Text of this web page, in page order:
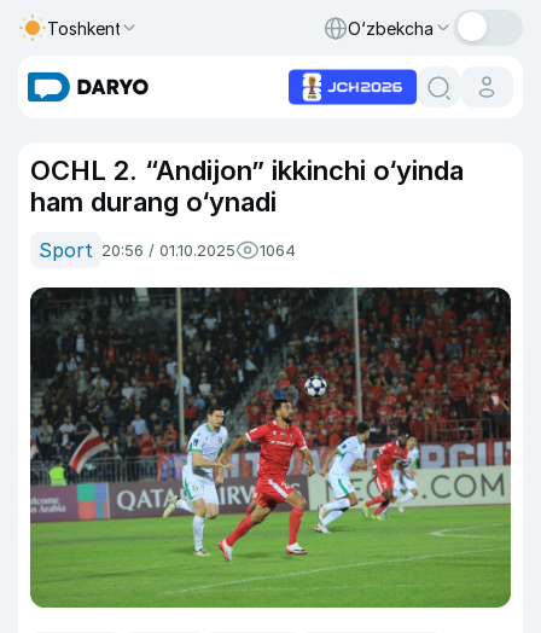
Toshkent O‘zbekcha
OCHL 2. “Andijon” ikkinchi o‘yinda
ham durang o‘ynadi
Sport 20:56 / 01.10.2025 1064